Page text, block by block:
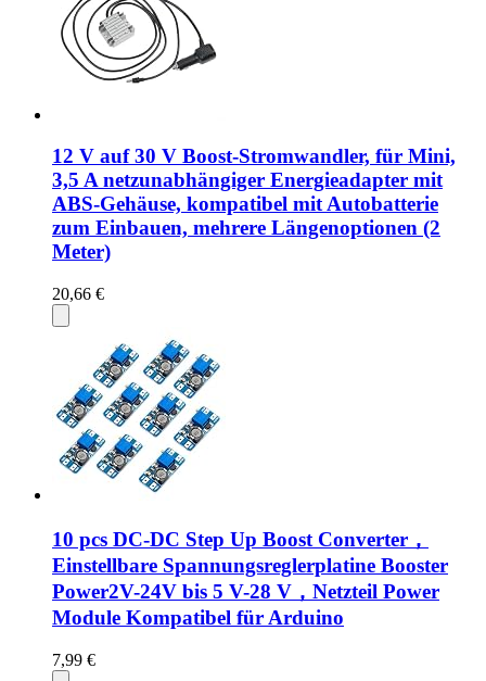
12 V auf 30 V Boost-Stromwandler, für Mini,
3,5 A netzunabhängiger Energieadapter mit
ABS-Gehäuse, kompatibel mit Autobatterie
zum Einbauen, mehrere Längenoptionen (2
Meter)
20,66 €
10 pcs DC-DC Step Up Boost Converter，
Einstellbare Spannungsreglerplatine Booster
Power2V-24V bis 5 V-28 V，Netzteil Power
Module Kompatibel für Arduino
7,99 €